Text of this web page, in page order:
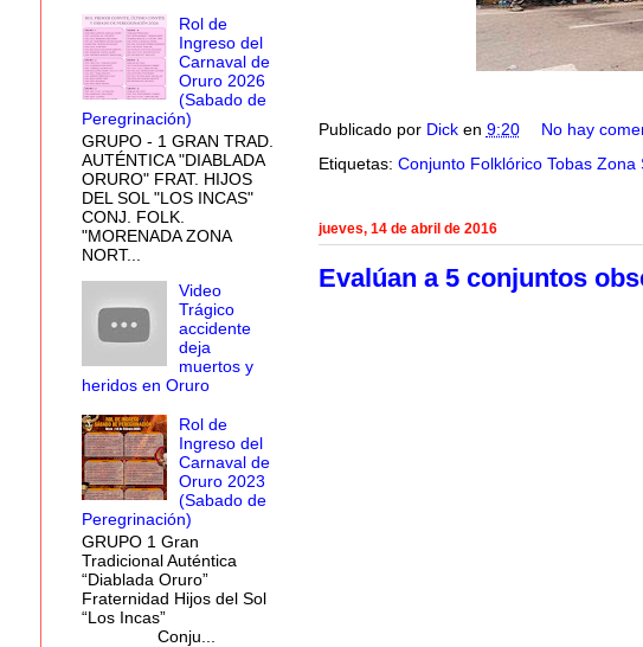
Publicado por Dick en 9:20
No hay
Etiquetas: Conjunto Folklórico Tobas Zona
jueves, 14 de abril de 2016
Evalúan a 5 conjuntos
Rol de
Ingreso del
Carnaval de
Oruro 2026
(Sabado de
Peregrinación)
GRUPO - 1 GRAN TRAD.
AUTÉNTICA "DIABLADA
ORURO" FRAT. HIJOS
DEL SOL "LOS INCAS"
CONJ. FOLK.
"MORENADA ZONA
NORT...
Video
Trágico
accidente
deja
muertos y
heridos en Oruro
Rol de
Ingreso del
Carnaval de
Oruro 2023
(Sabado de
Peregrinación)
GRUPO 1 Gran
Tradicional Auténtica
“Diablada Oruro”
Fraternidad Hijos del Sol
“Los Incas”
Conju...